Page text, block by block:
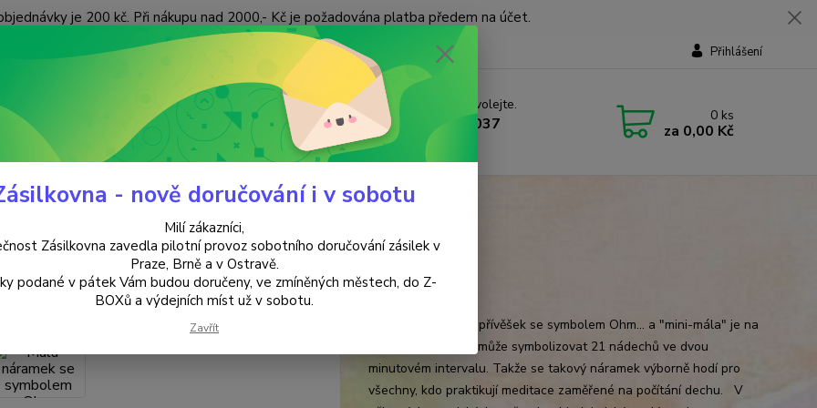
je 200 kč. Při nákupu nad 2000,- Kč je požadována platba předem na účet.
KONTAKTY Přihlášení
Hledat
Nevíte si rady? Zavolejte.
+420 737 737 037
(Po-Pá, 9-18 hod.)
0 ks
za 0,00 Kč
Mala-náramek se symbolem Ohm
náramek se symbolem Ohm
křišťál
21 kuliček křišťálu, přívěšek se symbolem Ohm... a "mini-mála" je na
světě. :-) Číslo 21 může symbolizovat 21 nádechů ve dvou
minutovém intervalu. Takže se takový náramek výborně hodí pro
všechny, kdo praktikují meditace zaměřené na počítání dechu. V
- nově doručování i v sobotu
Milí zákazníci,
Zásilkovna zavedla pilotní provoz sobotního doručování zásilek v
Praze, Brně a v Ostravě.
podané v pátek Vám budou doručeny, ve zmíněných městech, do Z-
BOXů a výdejních míst už v sobotu.
Zavřít